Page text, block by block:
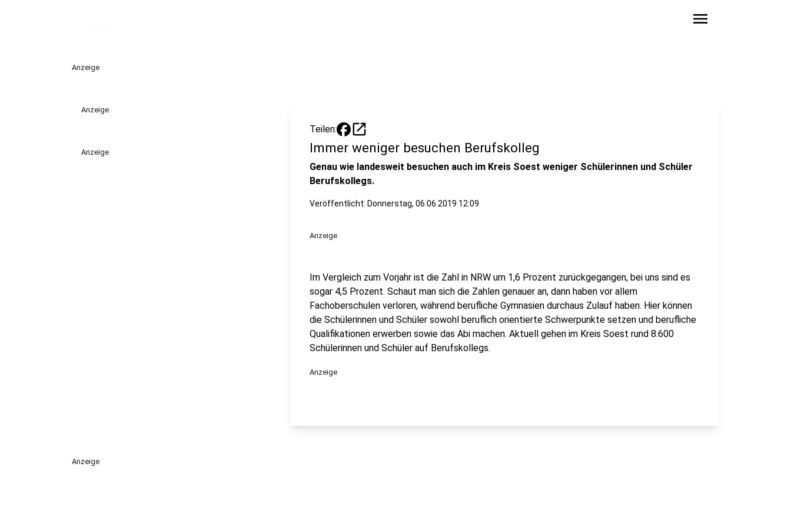
menu
Anzeige
Anzeige
Anzeige
Teilen: open_in_new
Immer weniger besuchen Berufskolleg
Genau wie landesweit besuchen auch im Kreis Soest weniger Schülerinnen und Schüler
Berufskollegs.
Veröffentlicht: Donnerstag, 06.06.2019 12:09
Anzeige
Im Vergleich zum Vorjahr ist die Zahl in NRW um 1,6 Prozent zurückgegangen, bei uns sind es
sogar 4,5 Prozent. Schaut man sich die Zahlen genauer an, dann haben vor allem
Fachoberschulen verloren, während berufliche Gymnasien durchaus Zulauf haben. Hier können
die Schülerinnen und Schüler sowohl beruflich orientierte Schwerpunkte setzen und berufliche
Qualifikationen erwerben sowie das Abi machen. Aktuell gehen im Kreis Soest rund 8.600
Schülerinnen und Schüler auf Berufskollegs.
Anzeige
Anzeige